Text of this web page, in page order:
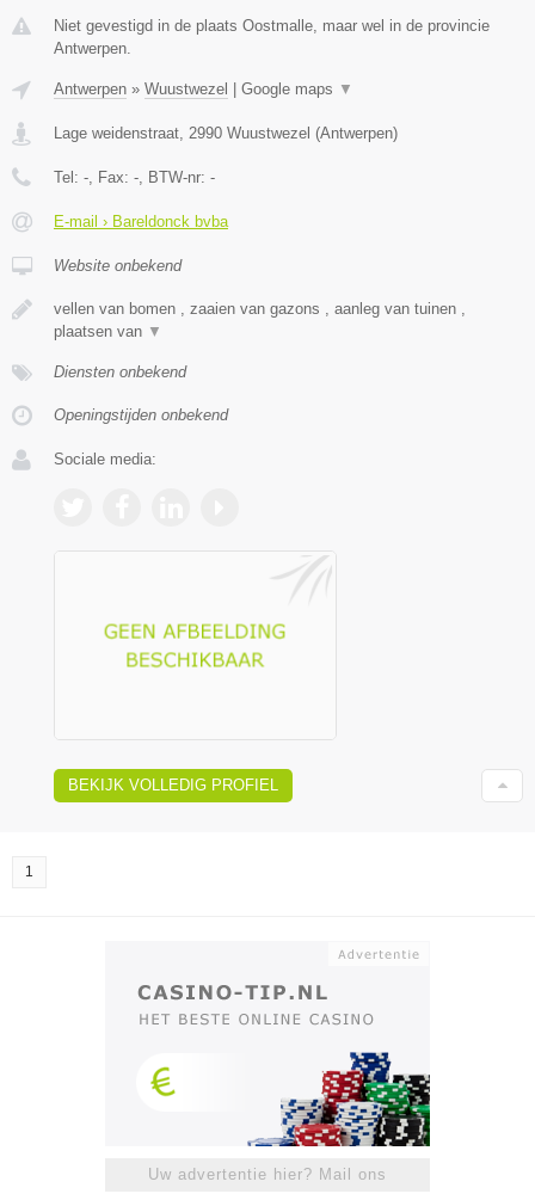
Niet gevestigd in de plaats Oostmalle, maar wel in de provincie
Antwerpen.
Antwerpen » Wuustwezel Google maps ▼
Lage weidenstraat 2990 Wuustwezel (Antwerpen)
Tel: - , Fax: - , BTW-nr: -
E-mail › Bareldonck bvba
Website onbekend
vellen van bomen , zaaien van gazons , aanleg van tuinen ,
plaatsen van ▼
Diensten onbekend
Openingstijden onbekend
Sociale media:
BEKIJK VOLLEDIG PROFIEL
1
Uw advertentie hier? Mail ons